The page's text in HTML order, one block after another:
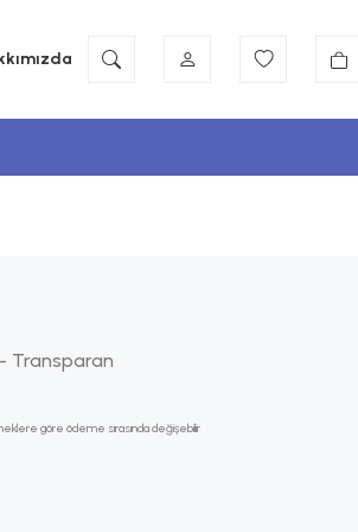
Transparan
göre ödeme sırasında değişebilir